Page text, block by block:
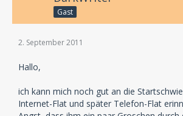
Gast
2. September 2011
Hallo,
ich kann mich noch gut an die
Internet-Flat und später Telefon-Flat